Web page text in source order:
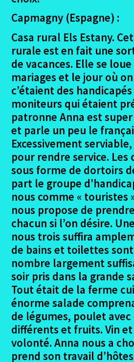
Capmagny (Espagne) :
Casa rural Els Estany.
rurale est en fait une
de vacances. Elle se
mariages et le jour où
c’étaient des
moniteurs qui étaient
patronne Anna est
et parle un peu le
Excessivement
pour rendre service. Les
sous forme de dortoirs
part le groupe
nous comme « touristes
nous propose de
chacun si l’on désire.
nous trois suffira
de bains et toilettes
nombre largement
soir pris dans la grande
Tout était de la ferme
énorme salade
de légumes, poulet avec
différents et fruits. Vin
volonté. Anna nous a
prend son travail